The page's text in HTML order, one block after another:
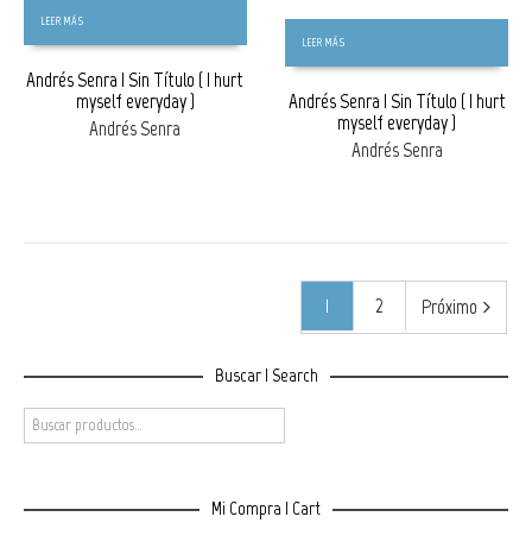
LEER MÁS
Andrés Senra | Sin Título ( I hurt
myself everyday )
Andrés Senra
LEER MÁS
Andrés Senra | Sin Título ( I hurt
myself everyday )
Andrés Senra
1 2 Próximo
Buscar | Search
Mi Compra | Cart